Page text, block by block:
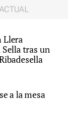
ACTUAL
Llera
tras un
a la mesa